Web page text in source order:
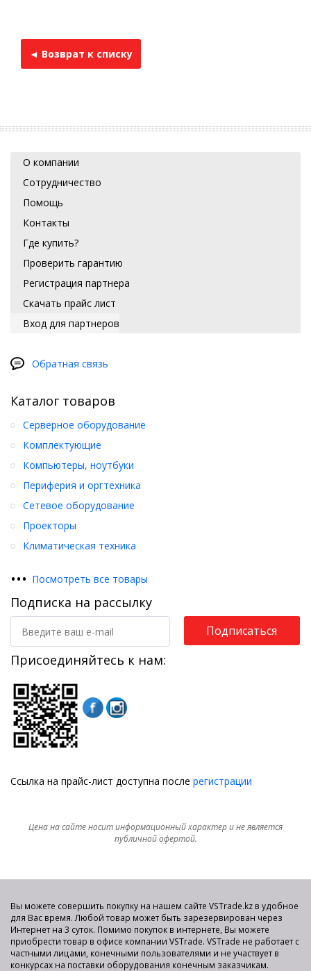
◄ Возврат к списку
О компании
Сотрудничество
Помощь
Контакты
Где купить?
Проверить гарантию
Регистрация партнера
Скачать прайс лист
Вход для партнеров
Обратная связь
Каталог товаров
Серверное оборудование
Комплектующие
Компьютеры, ноутбуки
Периферия и оргтехника
Сетевое оборудование
Проекторы
Климатическая техника
••• Посмотреть все товары
Подписка на рассылку
Подписаться
Присоединяйтесь к нам:
Ссылка на прайс-лист доступна после регистрации
Цена на сайте носит информационный характер и не является
публичной офертой.
Вы можете совершить покупку на нашем сайте VSTrade.kz в удобное
для Вас время. Любой товар может быть зарезервирован через
Интернет на 3 суток. Помимо покупок в интернете, Вы можете
приобрести товар в офисе компании VSTrade. VSTrade не работает с
частными лицами, конечными пользователями и не участвует в
конкурсах на поставки оборудования конечным заказчикам.